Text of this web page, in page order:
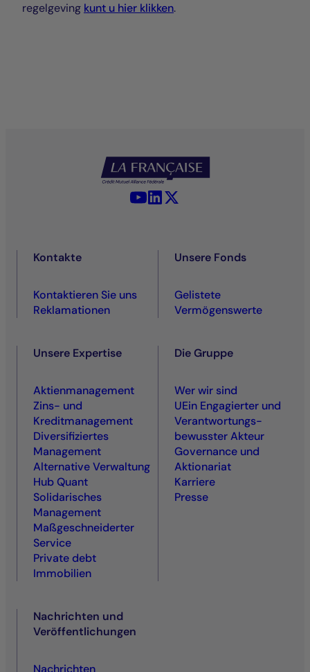
regelgeving kunt u hier klikken.
YouTube - La Française
LinkedIn - La Française
Kontakte
Kontaktieren Sie uns
Reklamationen
Unsere Fonds
Gelistete
Vermögenswerte
Unsere Expertise
Aktienmanagement
Zins- und
Kreditmanagement
Diversifiziertes
Management
Alternative Verwaltung
Hub Quant
Solidarisches
Management
Maßgeschneiderter
Service
Private debt
Immobilien
Die Gruppe
Wer wir sind
UEin Engagierter und
Ver­antwortungs­
bewusster Akteur
Governance und
Aktionariat
Karriere
Presse
Nachrichten und
Veröffentlichungen
Nachrichten